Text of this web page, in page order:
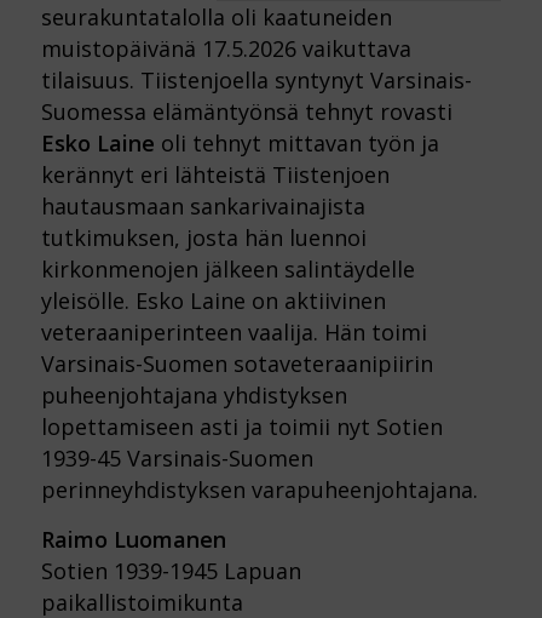
seurakuntatalolla oli kaatuneiden
muistopäivänä 17.5.2026 vaikuttava
tilaisuus. Tiistenjoella syntynyt Varsinais-
Suomessa elämäntyönsä tehnyt rovasti
Esko Laine oli tehnyt mittavan työn ja
kerännyt eri lähteistä Tiistenjoen
hautausmaan sankarivainajista
tutkimuksen, josta hän luennoi
kirkonmenojen jälkeen salintäydelle
yleisölle. Esko Laine on aktiivinen
veteraaniperinteen vaalija. Hän toimi
Varsinais-Suomen sotaveteraanipiirin
puheenjohtajana yhdistyksen
lopettamiseen asti ja toimii nyt Sotien
1939-45 Varsinais-Suomen
perinneyhdistyksen varapuheenjohtajana.
Raimo Luomanen
Sotien 1939-1945 Lapuan
paikallistoimikunta